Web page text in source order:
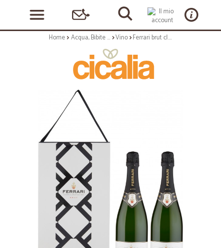
Home Acqua, Bibite e Alcolici Vino Ferrari brut cl.75 scatola x2 bottiglie